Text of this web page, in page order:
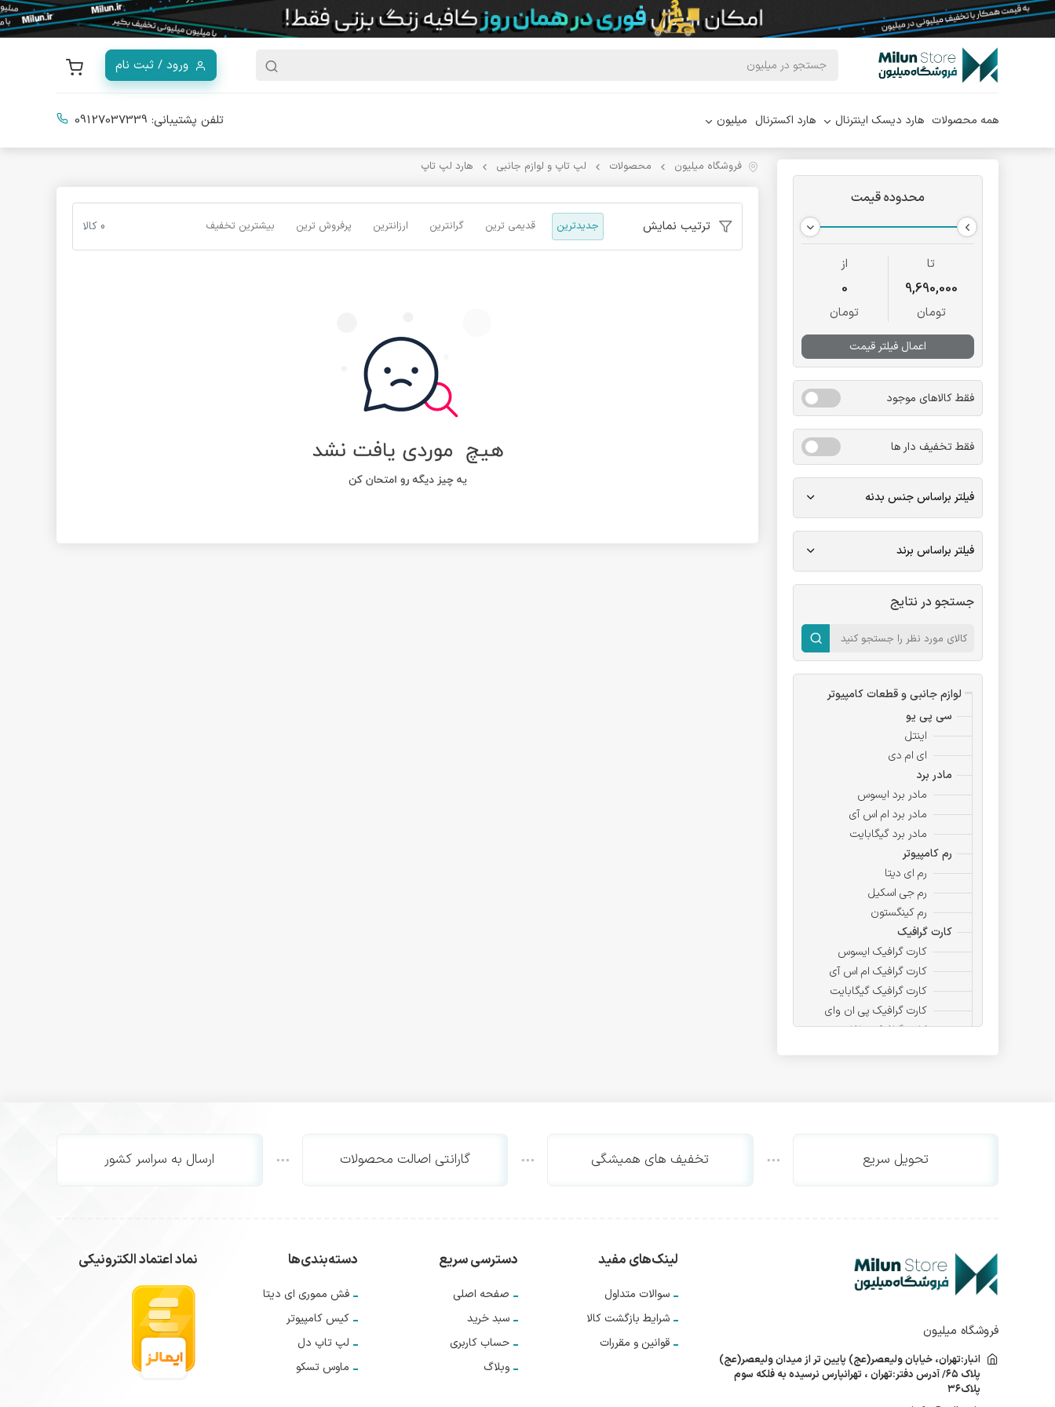
ورود / ثبت نام
همه محصولات هارد دیسک اینترنال هارد اکسترنال میلیون تلفن پشتیبانی: 09127037339
محدوده قیمت
تا
9,690,000
تومان
از
0
تومان
اعمال فیلتر قیمت
فقط کالاهای موجود
فقط تخفیف دار ها
فیلتر براساس جنس بدنه
فیلتر براساس برند
جستجو در نتایج
لوازم جانبی و قطعات کامپیوتر
سی پی یو
اینتل
ای ام دی
مادر برد
مادر برد ایسوس
مادر برد ام اس آی
مادر برد گیگابایت
رم کامپیوتر
رم ای دیتا
رم جی اسکیل
رم کینگستون
کارت گرافیک
کارت گرافیک ایسوس
کارت گرافیک ام اس آی
کارت گرافیک گیگابایت
کارت گرافیک پی ان وای
کارت گرافیک سافایر
پاور گرین
اکسترنال
کیس کامپیوتر
فن پردازنده دیپ کول
کیبورد
کیبورد ام اس ای
فروشگاه میلیون محصولات لپ تاپ و لوازم جانبی هارد لپ تاپ
ترتیب نمایش جدیدترین قدیمی ترین گرانترین ارزانترین پرفروش ترین بیشترین تخفیف 0 کالا
تحویل سریع تخفیف های همیشگی گارانتی اصالت محصولات ارسال به سراسر کشور
فروشگاه میلیون
انبار:تهران، خیابان ولیعصر(عج) پایین تر از میدان ولیعصر(عج)
پلاک ۶۵/ آدرس دفتر:تهران ، تهرانپارس نرسیده به فلکه سوم
پلاک۳۶
لینک‌های مفید
سوالات متداول
شرایط بازگشت کالا
قوانین و مقررات
دسترسی سریع
صفحه اصلی
سبد خرید
حساب کاربری
وبلاگ
دسته‌بندی‌ها
فش مموری ای دیتا
کیس کامپیوتر
لپ تاپ دل
ماوس تسکو
نماد اعتماد الکترونیکی